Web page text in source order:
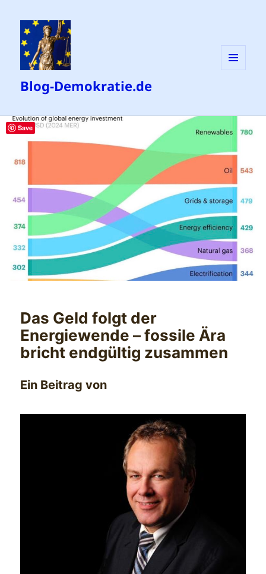
Blog-Demokratie.de
Das Geld folgt der
Energiewende – fossile Ära
bricht endgültig zusammen
Ein Beitrag von
Save